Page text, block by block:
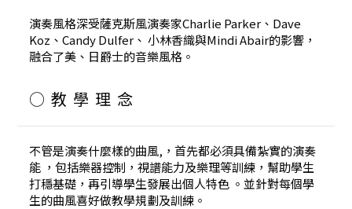
演奏風格深受薩克斯風演奏家Charlie Parker、Dave
Koz、Candy Dulfer、 小林香織與Mindi Abair的影響，
融合了美、日爵士的音樂風格。
○教學理念
不管是演奏什麼樣的曲風,，首先都必須具備紮實的演奏
能 ，包括樂器控制，視譜能力及樂理等訓練，幫助學生
打穩基礎，再引導學生發展出個人特色 。並針對每個學
生的曲風喜好做教學規劃及訓練。